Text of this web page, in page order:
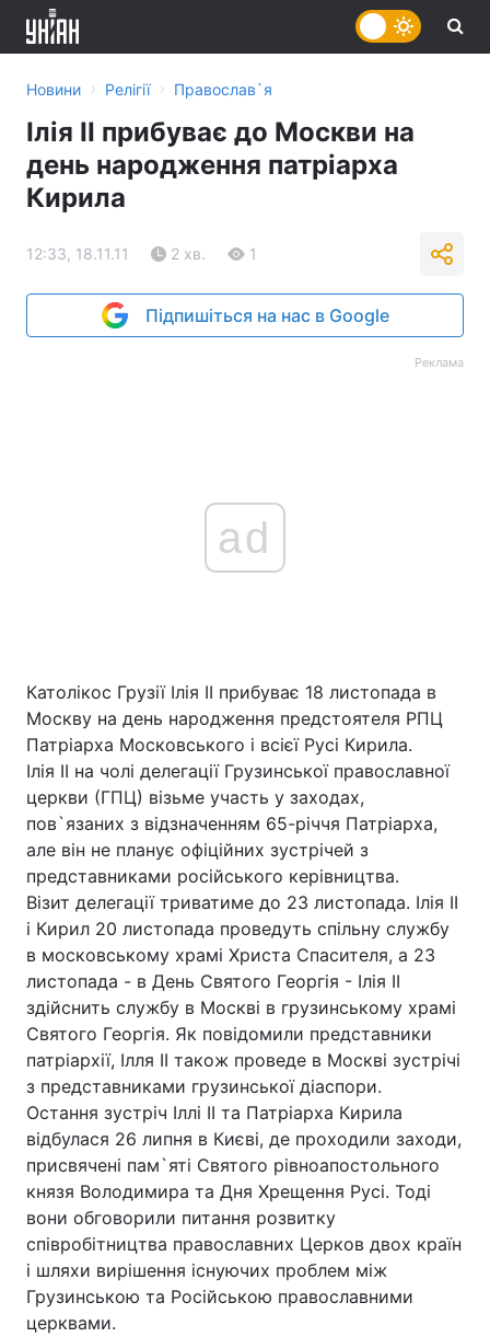
Головна Війна
Україна Політика
Економіка Світ
Спорт Наука
Техно і зв'язок Лайт
Зброя
Новини › Релігії › Православ`я
Ілія II прибуває до Москви на
день народження патріарха
Кирила
12:33, 18.11.11 2 хв. 1
Підпишіться на нас в Google
Реклама
ad
Католікос Грузії Ілія II прибуває 18 листопада в
Москву на день народження предстоятеля РПЦ
Патріарха Московського і всієї Русі Кирила.
Ілія II на чолі делегації Грузинської православної
церкви (ГПЦ) візьме участь у заходах,
пов`язаних з відзначенням 65-річчя Патріарха,
але він не планує офіційних зустрічей з
представниками російського керівництва.
Візит делегації триватиме до 23 листопада. Ілія II
і Кирил 20 листопада проведуть спільну службу
в московському храмі Христа Спасителя, а 23
листопада - в День Святого Георгія - Ілія II
здійснить службу в Москві в грузинському храмі
Святого Георгія. Як повідомили представники
патріархії, Ілля II також проведе в Москві зустрічі
з представниками грузинської діаспори.
Остання зустріч Іллі II та Патріарха Кирила
відбулася 26 липня в Києві, де проходили заходи,
присвячені пам`яті Святого рівноапостольного
князя Володимира та Дня Хрещення Русі. Тоді
вони обговорили питання розвитку
співробітництва православних Церков двох країн
і шляхи вирішення існуючих проблем між
Грузинською та Російською православними
церквами.